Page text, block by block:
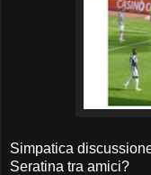
Simpatica
Seratina tra amici?